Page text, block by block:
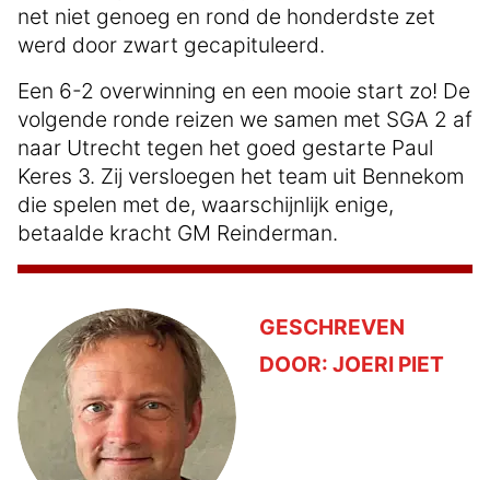
net niet genoeg en rond de honderdste zet
werd door zwart gecapituleerd.
Een 6-2 overwinning en een mooie start zo! De
volgende ronde reizen we samen met SGA 2 af
naar Utrecht tegen het goed gestarte Paul
Keres 3. Zij versloegen het team uit Bennekom
die spelen met de, waarschijnlijk enige,
betaalde kracht GM Reinderman.
GESCHREVEN
DOOR: JOERI PIET